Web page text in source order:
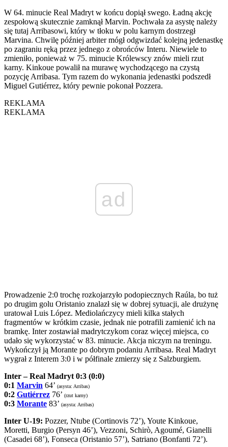
W 64. minucie Real Madryt w końcu dopiął swego. Ładną akcję
zespołową skutecznie zamknął Marvin. Pochwała za asystę należy
się tutaj Arribasowi, który w tłoku w polu karnym dostrzegł
Marvina. Chwilę później arbiter mógł odgwizdać kolejną jedenastkę
po zagraniu ręką przez jednego z obrońców Interu. Niewiele to
zmieniło, ponieważ w 75. minucie Królewscy znów mieli rzut
karny. Kinkoue powalił na murawę wychodzącego na czystą
pozycję Arribasa. Tym razem do wykonania jedenastki podszedł
Miguel Gutiérrez, który pewnie pokonał Pozzera.
REKLAMA
REKLAMA
ad
Prowadzenie 2:0 trochę rozkojarzyło podopiecznych Raúla, bo tuż
po drugim golu Oristanio znalazł się w dobrej sytuacji, ale drużynę
uratował Luis López. Mediolańczycy mieli kilka stałych
fragmentów w krótkim czasie, jednak nie potrafili zamienić ich na
bramkę. Inter zostawiał madrytczykom coraz więcej miejsca, co
udało się wykorzystać w 83. minucie. Akcja niczym na treningu.
Wykończył ją Morante po dobrym podaniu Arribasa. Real Madryt
wygrał z Interem 3:0 i w półfinale zmierzy się z Salzburgiem.
Inter – Real Madryt 0:3 (0:0)
0:1 Marvin 64’ (asysta: Arribas)
0:2 Gutiérrez 76’ (rzut karny)
0:3 Morante 83’ (asysta: Arribas)
Inter U-19: Pozzer, Ntube (Cortinovis 72’), Youte Kinkoue,
Moretti, Burgio (Persyn 46’), Vezzoni, Schirò, Agoumé, Gianelli
(Casadei 68’), Fonseca (Oristanio 57’), Satriano (Bonfanti 72’).